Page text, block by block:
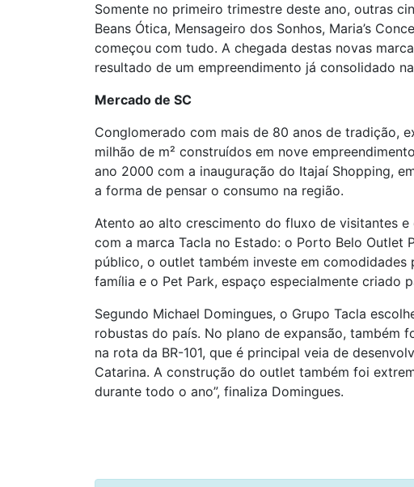
Somente no primeiro trimestre deste ano, outras
Beans Ótica, Mensageiro dos Sonhos, Maria’s
começou com tudo. A chegada destas novas
resultado de um empreendimento já consolidado
Mercado de SC
Conglomerado com mais de 80 anos de tradição,
milhão de m² construídos em nove
ano 2000 com a inauguração do Itajaí Shopping,
a forma de pensar o consumo na região.
Atento ao alto crescimento do fluxo de visitantes
com a marca Tacla no Estado: o Porto Belo Outlet
público, o outlet também investe em
família e o Pet Park, espaço especialmente criado
Segundo Michael Domingues, o Grupo Tacla
robustas do país. No plano de expansão, também
na rota da BR-101, que é principal veia de
Catarina. A construção do outlet também foi
durante todo o ano”, finaliza Domingues.